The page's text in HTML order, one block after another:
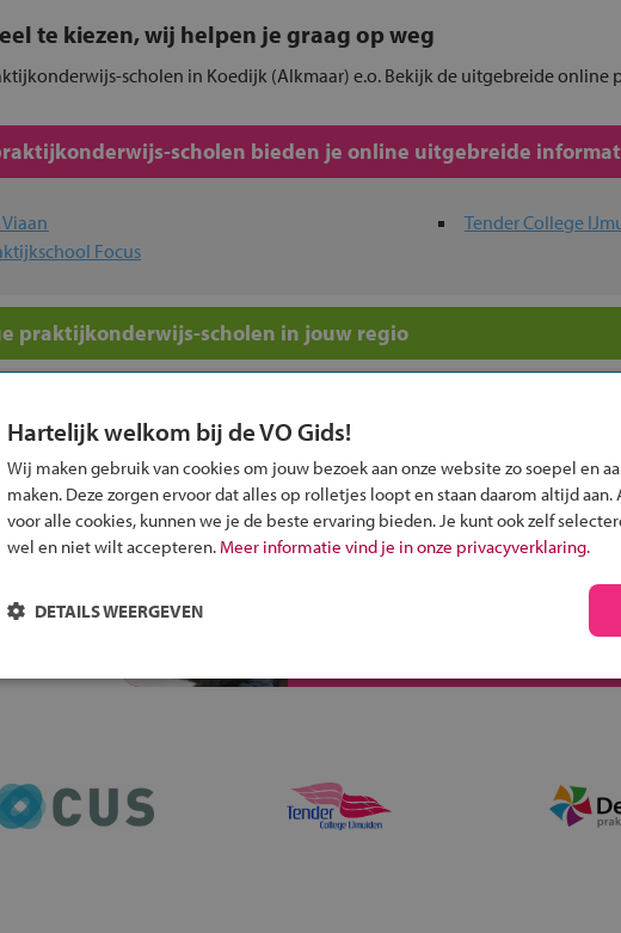
te kiezen, wij helpen je graag op weg
scholen in Koedijk (Alkmaar) e.o. Bekijk de uitgebreide online
scholen bieden je online uitgebreide
Viaan
Focus
Tender College
praktijkonderwijs-scholen in jouw regio
past bij jou?
Alle informatie om je kind aan te
Hartelijk welkom bij de VO Gids!
Wij maken gebruik van cookies om jouw bezoek aan onze website zo soepel en
maken. Deze zorgen ervoor dat alles op rolletjes loopt en staan daarom altijd
voor alle cookies, kunnen we je de beste ervaring bieden. Je kunt ook zelf
wel en niet wilt accepteren. Meer informatie vind je in onze privacyverklaring.
DETAILS WEERGEVEN